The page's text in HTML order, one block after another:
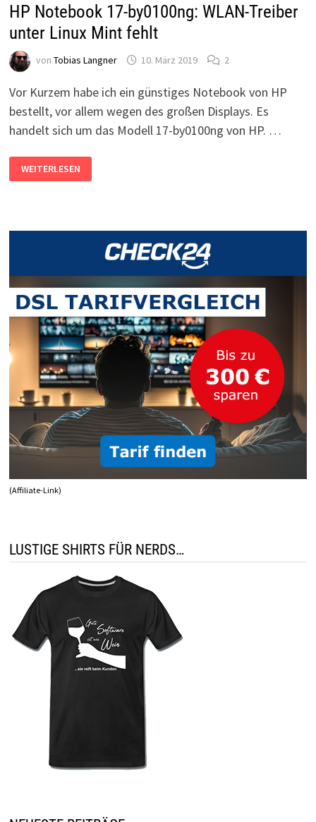
HP Notebook 17-by0100ng: WLAN-Treiber
unter Linux Mint fehlt
von Tobias Langner 10. März 2019 2
Vor Kurzem habe ich ein günstiges Notebook von HP
bestellt, vor allem wegen des großen Displays. Es
handelt sich um das Modell 17-by0100ng von HP. …
HP
NOTEBOOK
17-
LINUX
WEITERLESEN
(Affiliate-Link)
LUSTIGE SHIRTS FÜR NERDS…